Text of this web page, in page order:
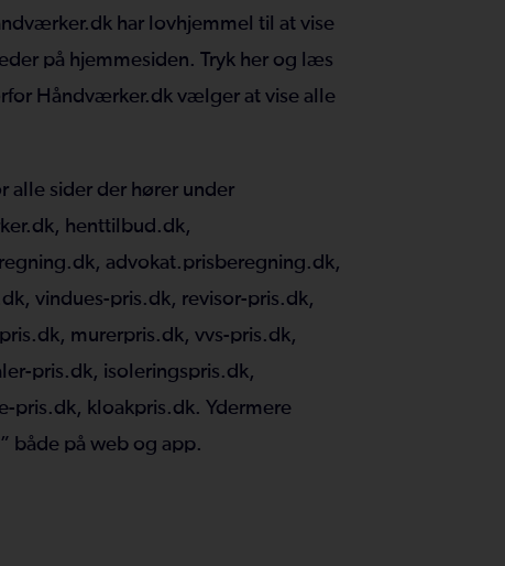
har lovhjemmel til at vise
på hjemmesiden. Tryk her og læs
Håndværker.dk vælger at vise alle
alle sider der hører under
henttilbud.dk,
advokat.prisberegning.dk,
vindues-pris.dk, revisor-pris.dk,
murerpris.dk, vvs-pris.dk,
pris.dk, isoleringspris.dk,
pris.dk, kloakpris.dk. Ydermere
både på web og app.